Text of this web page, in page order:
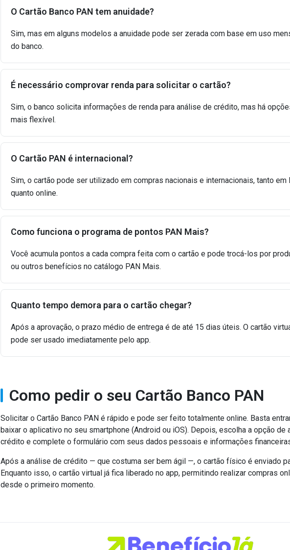
O Cartão Banco PAN tem anuidade?
Sim, mas em alguns modelos a anuidade pode ser zerada com base em uso
do banco.
É necessário comprovar renda para solicitar o cartão?
Sim, o banco solicita informações de renda para análise de crédito, mas há
mais flexível.
O Cartão PAN é internacional?
Sim, o cartão pode ser utilizado em compras nacionais e internacionais, tanto
quanto online.
Como funciona o programa de pontos PAN Mais?
Você acumula pontos a cada compra feita com o cartão e pode trocá-los por
ou outros benefícios no catálogo PAN Mais.
Quanto tempo demora para o cartão chegar?
Após a aprovação, o prazo médio de entrega é de até 15 dias úteis. O cartão
pode ser usado imediatamente pelo app.
Como pedir o seu Cartão Banco PAN
Solicitar o Cartão Banco PAN é rápido e pode ser feito totalmente online. Basta
baixar o aplicativo no seu smartphone (Android ou iOS). Depois, escolha a opção de
crédito e complete o formulário com seus dados pessoais e informações
Após a análise de crédito — que costuma ser bem ágil —, o cartão físico é enviado
Enquanto isso, o cartão virtual já fica liberado no app, permitindo realizar compras
desde o primeiro momento.